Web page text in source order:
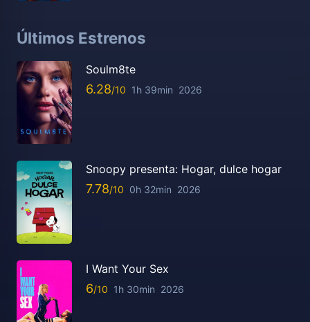
Últimos Estrenos
Soulm8te
6.28 1h 39min 2026
Snoopy presenta: Hogar, dulce hogar
7.78 0h 32min 2026
I Want Your Sex
6 1h 30min 2026